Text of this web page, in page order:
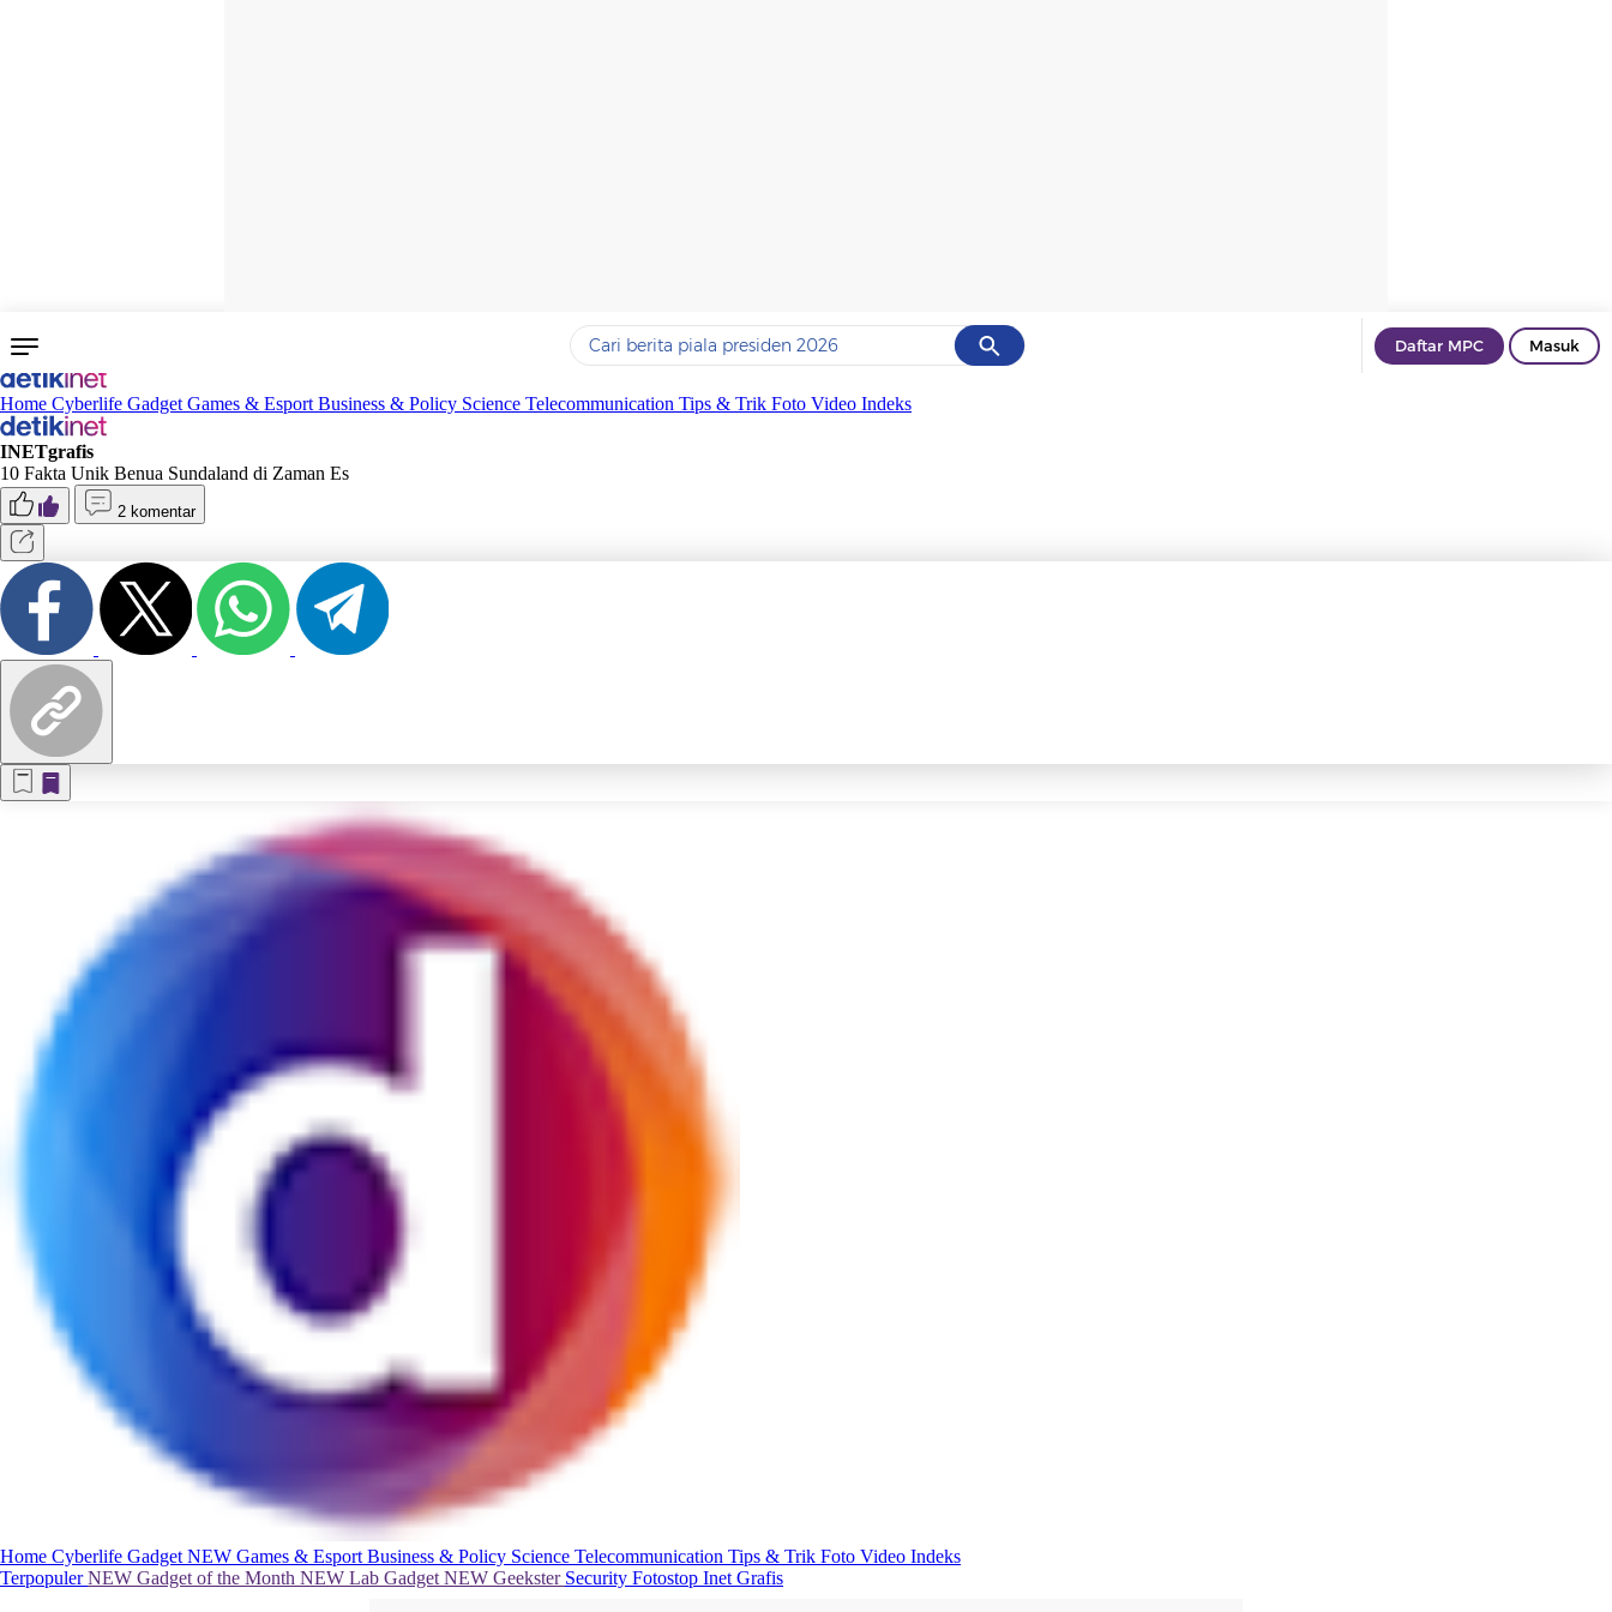
Cancel
Yang sedang ramai dicari
Daftar MPC Masuk
Home Cyberlife Gadget Games & Esport Business & Policy Science Telecommunication Tips & Trik Foto Video Indeks
INETgrafis
10 Fakta Unik Benua Sundaland di Zaman Es
2 komentar
Home Cyberlife Gadget NEW Games & Esport Business & Policy Science Telecommunication Tips & Trik Foto Video Indeks
TerpopulerNEW Gadget of the Month NEW Lab Gadget NEW Geekster Security Fotostop Inet Grafis